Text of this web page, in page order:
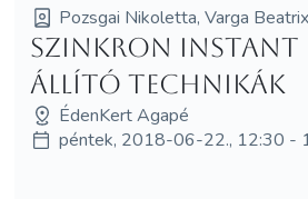
Pozsgai Nikoletta, Varga Beatrix
Szinkron Instant
Állító technikák
ÉdenKert Agapé
péntek, 2018-06-22., 12:30 -